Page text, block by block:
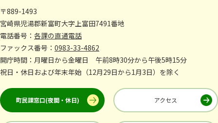
〒889-1493
宮崎県児湯郡新富町大字上富田7491番地
電話番号： 各課の直通電話
ファックス番号： 0983-33-4862
開庁時間：月曜日から金曜日 午前8時30分から午後5時15分
祝日・休日および年末年始（12月29日から1月3日）を除く
町民課窓口(夜間・休日) アクセス